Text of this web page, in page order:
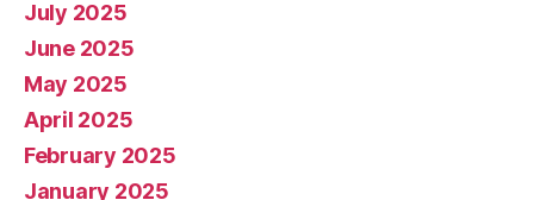
July 2025
June 2025
May 2025
April 2025
February 2025
January 2025